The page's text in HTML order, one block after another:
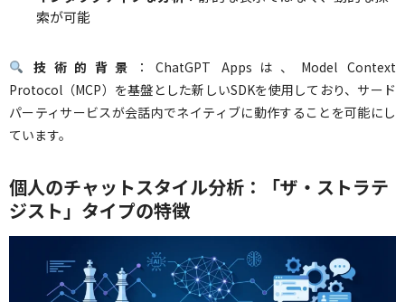
索が可能
技術的背景
：ChatGPT Appsは、Model Context
Protocol（MCP）を基盤とした新しいSDKを使用しており、サード
パーティサービスが会話内でネイティブに動作することを可能にし
ています。
個人のチャットスタイル分析：「ザ・ストラテ
ジスト」タイプの特徴